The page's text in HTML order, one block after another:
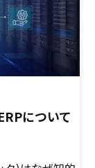
について